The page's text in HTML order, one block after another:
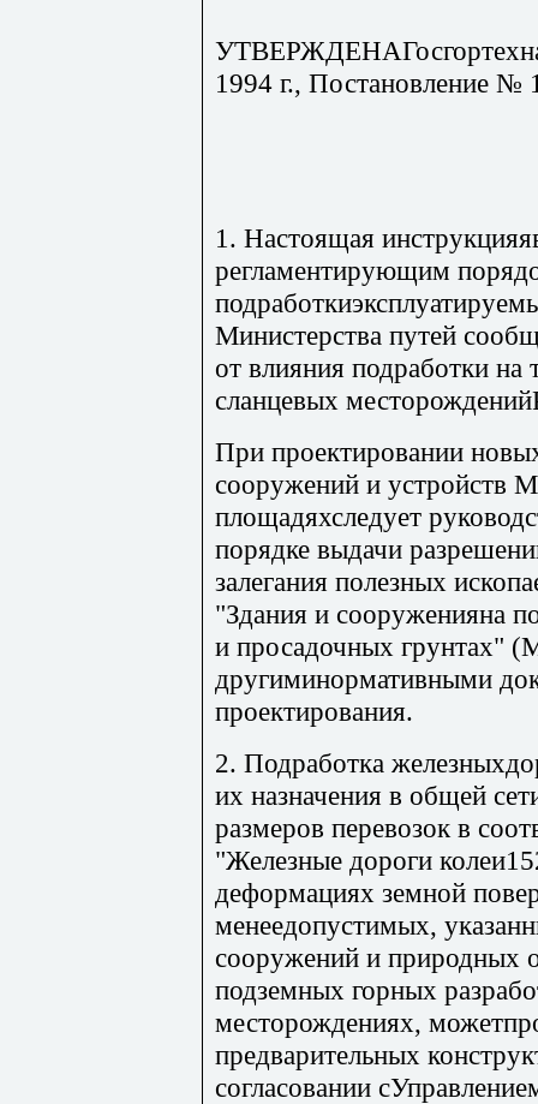
1994 г., Постановление №
1. Настоящая
регламентирующим
Министерства путей
от влияния подработки на
сланцевых
При проектировании
сооружений и устройств
площадяхследует
порядке выдачи
залегания полезных
"Здания и сооруженияна
и просадочных грунтах"
другиминормативными
проектирования.
2. Подработка
их назначения в общей
размеров перевозок в
"Железные дороги
деформациях земной
менеедопустимых,
сооружений и природных
подземных горных
месторождениях,
предварительных
согласовании